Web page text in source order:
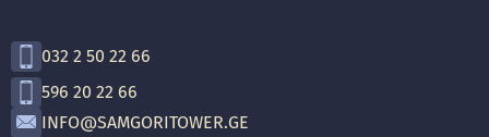
032 2 50 22 66
596 20 22 66
INFO@SAMGORITOWER.GE